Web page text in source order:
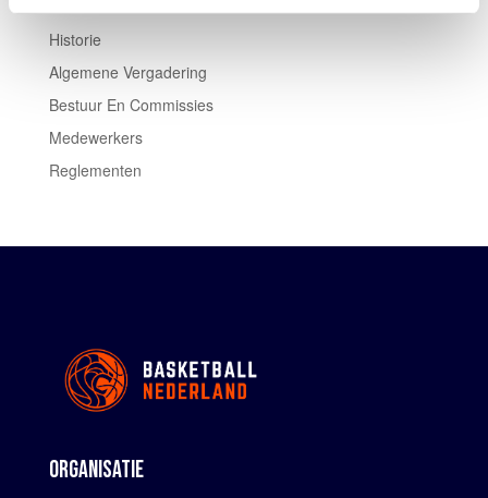
Historie
Algemene Vergadering
Bestuur En Commissies
Medewerkers
Reglementen
ORGANISATIE